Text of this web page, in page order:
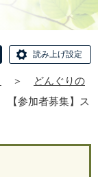
読み上げ設定
＞
どんぐりの
【参加者募集】ス